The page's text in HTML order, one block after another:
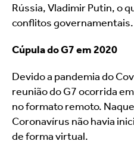
Rússia, Vladimir Putin, o
conflitos governamentais.
Cúpula do G7 em 2020
Devido a pandemia do
reunião do G7 ocorrida
no formato remoto.
Coronavírus não havia
de forma virtual.